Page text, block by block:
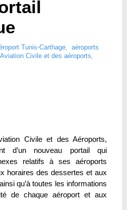
Tunis-Carthage, aéroports
Civile et des aéroports,
Civile et des Aéroports,
d’un nouveau portail qui
relatifs à ses aéroports
horaires des dessertes et aux
qu’à toutes les informations
de chaque aéroport et aux